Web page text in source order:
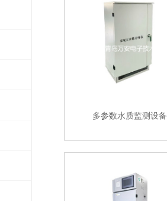
多参数水质监测设备